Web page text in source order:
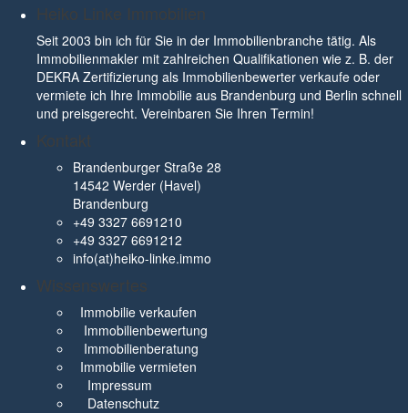
Heiko Linke Immobilien
Seit 2003 bin ich für Sie in der Immobilienbranche tätig. Als
Immobilienmakler mit zahlreichen Qualifikationen wie z. B. der
DEKRA Zertifizierung als Immobilienbewerter verkaufe oder
vermiete ich Ihre Immobilie aus Brandenburg und Berlin schnell
und preisgerecht. Vereinbaren Sie Ihren Termin!
Kontakt
Brandenburger Straße 28
14542 Werder (Havel)
Brandenburg
+49 3327 6691210
+49 3327 6691212
info(at)heiko-linke.immo
Wissenswertes
Immobilie verkaufen
Immobilienbewertung
Immobilienberatung
Immobilie vermieten
Impressum
Datenschutz